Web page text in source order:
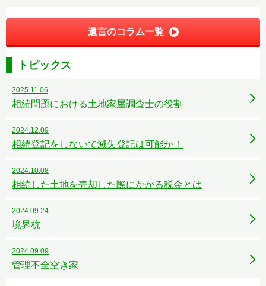
遺言のコラム一覧
トピックス
2025.11.06
相続問題における土地家屋調査士の役割
2024.12.09
相続登記をしないで滅失登記は可能か！
2024.10.08
相続した土地を売却した際にかかる税金とは
2024.09.24
境界杭
2024.09.09
管理不全空き家